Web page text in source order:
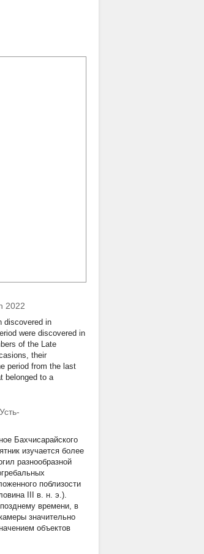
2022
discovered in
were discovered in
of the Late
their
period from the last
belonged to a
Бахчисарайского
изучается более
разнообразной
поблизости
III в. н. э.).
времени, в
значительно
объектов